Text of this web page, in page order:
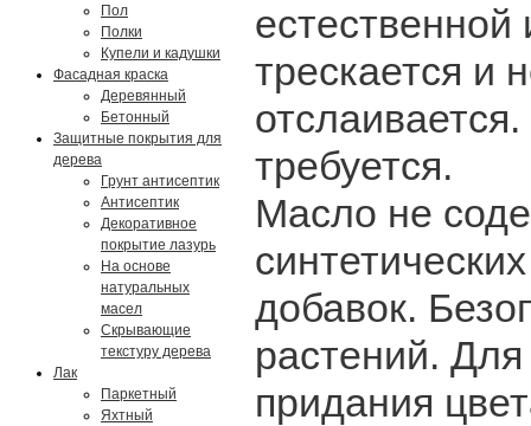
Пол
Полки
Купели и кадушки
Фасадная краска
Деревянный
Бетонный
Защитные покрытия для
дерева
Грунт антисептик
Антисептик
Декоративное
покрытие лазурь
На основе
натуральных
масел
Скрывающие
текстуру дерева
Лак
Паркетный
Яхтный
трескается и
требуется.
Масло не
синтетических
добавок.
растений. Для
придания